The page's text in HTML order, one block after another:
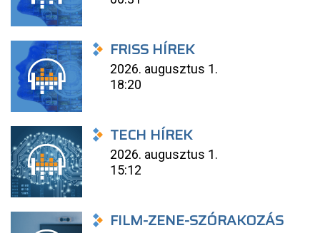
FRISS HÍREK
2026. augusztus 1.
18:20
TECH HÍREK
2026. augusztus 1.
15:12
FILM-ZENE-SZÓRAKOZÁS